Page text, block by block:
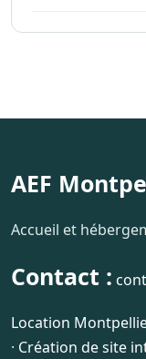
AEF
Accueil et
Contact :
Location
· Création de site